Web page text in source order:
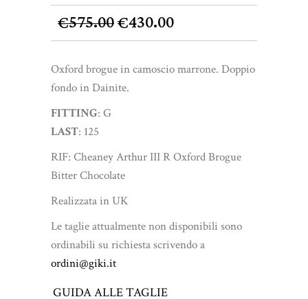
€575.00Il
prezzo
originale
era:
€430.00Il
prezzo
attuale
Oxford brogue in camoscio marrone. Doppio
fondo in Dainite.
FITTING: G
LAST: 125
RIF: Cheaney Arthur III R Oxford Brogue
Bitter Chocolate
Realizzata in UK
Le taglie attualmente non disponibili sono
ordinabili su richiesta scrivendo a
ordini@giki.it
GUIDA ALLE TAGLIE